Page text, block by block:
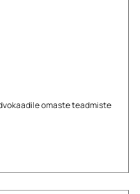
omaste teadmiste